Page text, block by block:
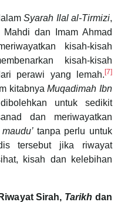
Syarah Ilal al-Tirmizi,
dan Imam Ahmad
kisah-kisah
kisah-kisah
perawi yang lemah.[7]
kitabnyaMuqadimah Ibn
untuk sedikit
dan meriwayatkan
maudu’ tanpa perlu untuk
tersebut jika riwayat
kisah dan kelebihan
Sirah, Tarikh dan